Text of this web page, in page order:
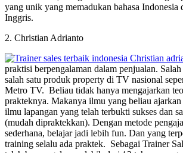
yang unik yang memadukan bahasa Indonesia
Inggris.
2. Christian Adrianto
praktisi berpengalaman dalam penjualan.
salah satu produk property di TV nasional
Metro TV. Beliau tidak hanya mengajarkan
prakteknya. Makanya ilmu yang beliau
ilmu lapangan yang telah terbukti sukses dan
(mudah dipraktekkan). Dengan metode
sederhana, belajar jadi lebih fun. Dan yang
training selalu ada praktek. Sebagai Trainer